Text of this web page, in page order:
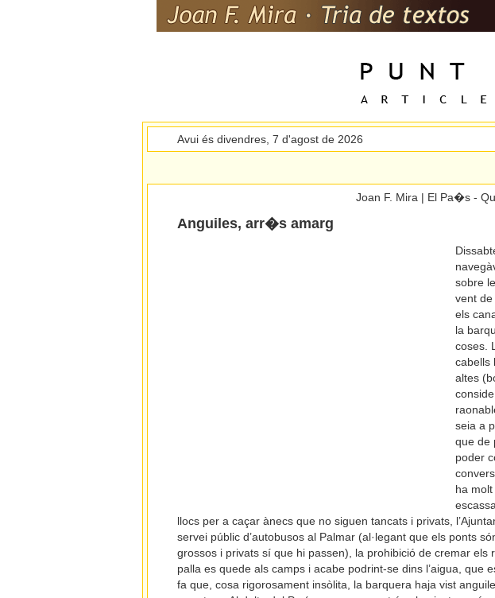
Avui és divendres, 7 d'agost de 2026
Joan F. Mira | El Pa�s -
Anguiles, arr�s amarg
sobre
vent
els
la
coses.
cabells
altes
seia a
que de
poder
ha
llocs per a caçar ànecs que no siguen tancats i privats,
servei públic d’autobusos al Palmar (al·legant que els ponts
grossos i privats sí que hi passen), la prohibició de cremar els
palla es quede als camps i acabe podrint-se dins l’aigua, que
fa que, cosa rigorosament insòlita, la barquera haja vist